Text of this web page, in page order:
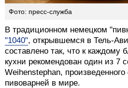
Фото: пресс-служба
В традиционном немецком
"1040", открывшемся в Тель-
составлено так, что к каждому
кухни рекомендован один из 7
Weihenstephan,
пивоварней в мире.